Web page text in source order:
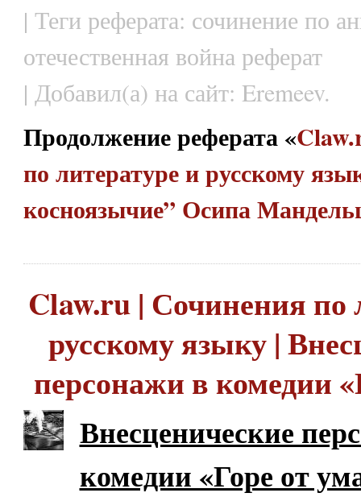
| Теги реферата: сочинение по
отечественная война реферат
| Добавил(а) на сайт: Eremeev.
Продолжение реферата «
по литературе и русскому
косноязычие” Осипа
Claw.ru | Сочинения по
русскому языку |
персонажи в комедии
Внесценические
комедии «Горе от